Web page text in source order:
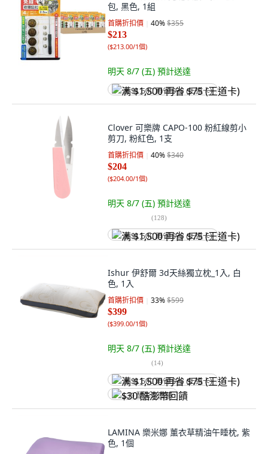
包, 黑色, 1組
首購折扣價 40%$355
$213
($213.00/1個)
明天 8/7 (五) 預計送達
满 $1,500 再省 $75 (王道卡)
Clover 可樂牌 CAPO-100 粉紅線剪小
剪刀, 粉紅色, 1支
首購折扣價 40%$340
$204
($204.00/1個)
明天 8/7 (五) 預計送達
(128)
满 $1,500 再省 $75 (王道卡)
Ishur 伊舒爾 3d天絲獨立枕_1入, 白
色, 1入
首購折扣價 33%$599
$399
($399.00/1個)
明天 8/7 (五) 預計送達
(14)
满 $1,500 再省 $75 (王道卡)
$30 酷澎幣回饋
LAMINA 樂米娜 薰衣草精油午睡枕, 紫
色, 1個